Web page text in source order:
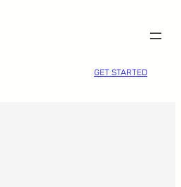
GET STARTED